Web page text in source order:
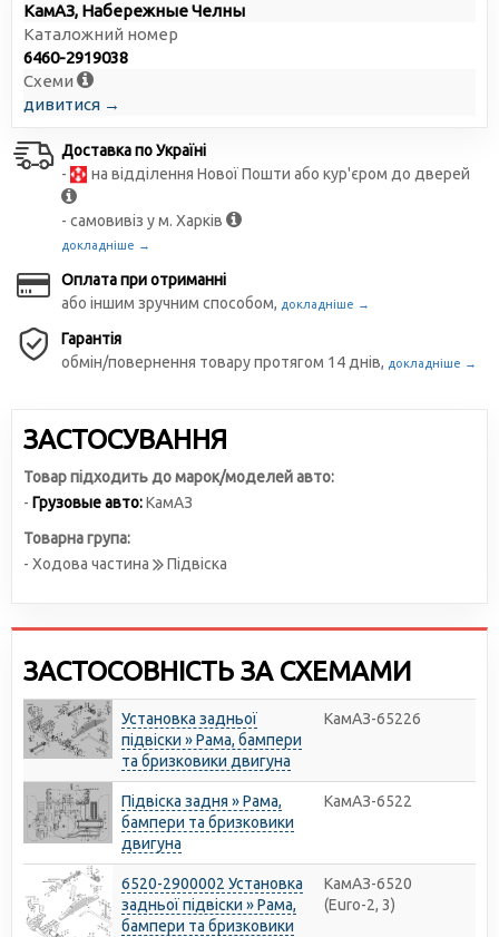
КамАЗ, Набережные Челны
Каталожний номер
6460-2919038
Схеми
дивитися →
Доставка по Україні
-
на відділення Нової Пошти або кур'єром до дверей
- самовивіз у м. Харків
докладніше →
Оплата при отриманні
або іншим зручним способом, докладніше →
Гарантія
обмін/повернення товару протягом 14 днів, докладніше →
ЗАСТОСУВАННЯ
Товар підходить до марок/моделей авто:
- Грузовые авто:КамАЗ
Товарна група:
- Ходова частина
Підвіска
ЗАСТОСОВНІСТЬ ЗА СХЕМАМИ
Установка задньої
підвіски » Рама, бампери
та бризковики двигуна
КамАЗ-65226
Підвіска задня » Рама,
бампери та бризковики
двигуна
КамАЗ-6522
6520-2900002 Установка
задньої підвіски » Рама,
бампери та бризковики
КамАЗ-6520
(Euro-2, 3)